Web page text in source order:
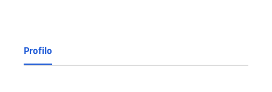
Profilo